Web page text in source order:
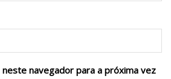
neste navegador para a próxima vez